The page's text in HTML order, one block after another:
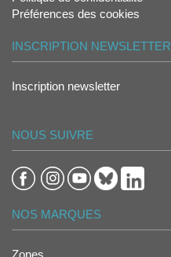
Préférences des cookies
INSCRIPTION NEWSLETTER
Inscription newsletter
NOUS SUIVRE
NOS MARQUES